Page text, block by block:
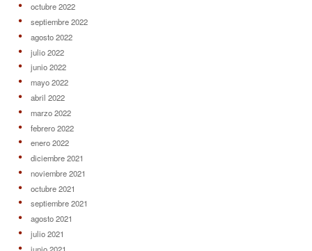
octubre 2022
septiembre 2022
agosto 2022
julio 2022
junio 2022
mayo 2022
abril 2022
marzo 2022
febrero 2022
enero 2022
diciembre 2021
noviembre 2021
octubre 2021
septiembre 2021
agosto 2021
julio 2021
junio 2021